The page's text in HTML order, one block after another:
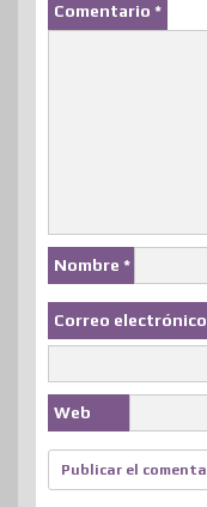
Comentario *
Nombre *
Correo electrónico
Web